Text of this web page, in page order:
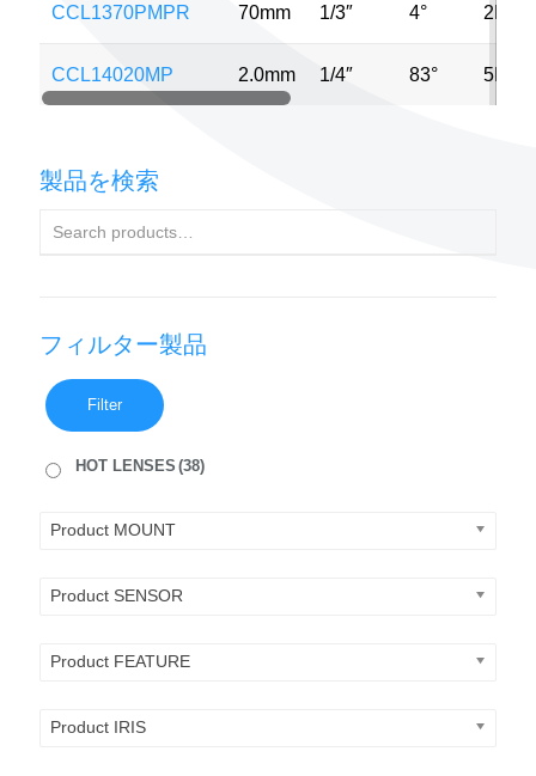
CCL1370PMPR 70mm 1/3″ 4° 2MP
CCL14020MP 2.0mm 1/4″ 83° 5MP
製品を検索
フィルター製品
Filter
HOT LENSES (38)
Product MOUNT
Product SENSOR
Product FEATURE
Product IRIS